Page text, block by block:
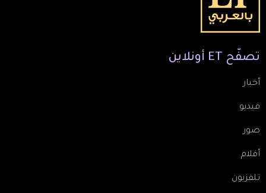
تصفّح ET أونلاين
أخبار
فيديو
صور
أفلام
تلفزيون